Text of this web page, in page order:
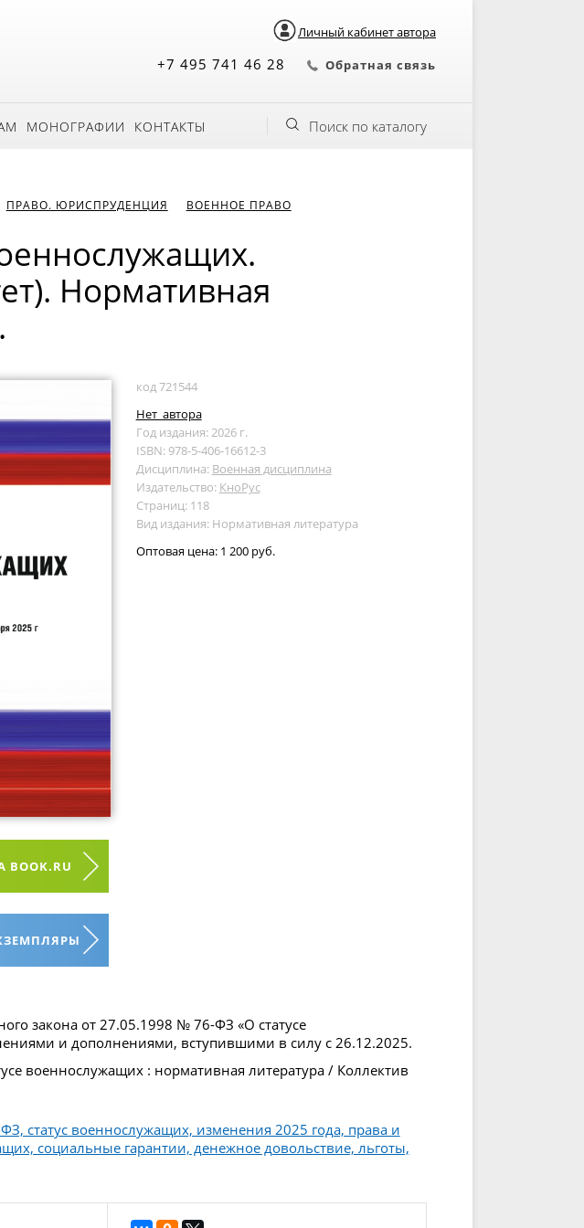
Личный кабинет автора
+7 495 741 46 28 Обратная связь
МОНОГРАФИИ КОНТАКТЫ Поиск по каталогу
ПРАВО. ЮРИСПРУДЕНЦИЯ ВОЕННОЕ ПРАВО
Нормативная
код 721544
Нет_автора
Год издания: 2026 г.
ISBN: 978-5-406-16612-3
Дисциплина: Военная дисциплина
Издательство: КноРус
Страниц: 118
Вид издания: Нормативная литература
Оптовая цена: 1 200 руб.
закона от 27.05.1998 № 76-ФЗ «О статусе
и дополнениями, вступившими в силу с 26.12.2025.
военнослужащих : нормативная литература / Коллектив
статус военнослужащих, изменения 2025 года, права и
социальные гарантии, денежное довольствие, льготы,